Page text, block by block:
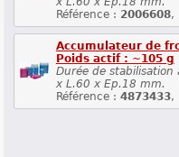
Référence : 2006608,
Accumulateur de
Poids actif : ~105 g
Durée de
x L.60 x Ep.18 mm.
Référence : 4873433,